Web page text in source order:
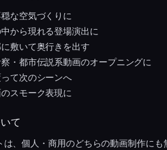
な空気づくりに
中から現れる登場演出に
に敷いて奥行きを出す
察・都市伝説系動画のオープニングに
て次のシーンへ
スモーク表現に
て
は、個人・商用のどちらの動画制作に